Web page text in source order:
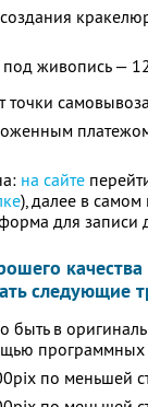
живопись —
на сайте
), далее в самом
для записи
следующие
в
программных
по меньшей